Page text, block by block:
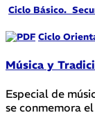
Ciclo Básico.
Ciclo
Música y
Especial de
se conmemora